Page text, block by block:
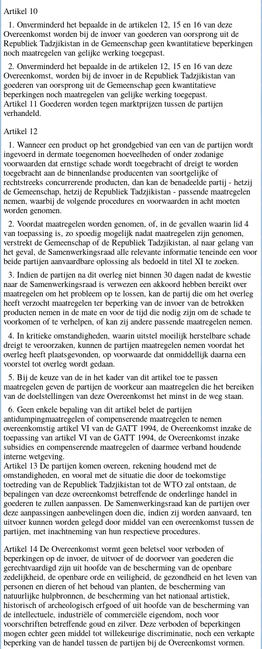
Artikel 10
1. Onverminderd het bepaalde in de artikelen 12, 15 en 16 van deze
Overeenkomst worden bij de invoer van goederen van oorsprong uit de
Republiek Tadzjikistan in de Gemeenschap geen kwantitatieve beperkingen
noch maatregelen van gelijke werking toegepast.
2. Onverminderd het bepaalde in de artikelen 12, 15 en 16 van deze
Overeenkomst, worden bij de invoer in de Republiek Tadzjikistan van
goederen van oorsprong uit de Gemeenschap geen kwantitatieve
beperkingen noch maatregelen van gelijke werking toegepast.
Artikel 11 Goederen worden tegen marktprijzen tussen de partijen
verhandeld.
Artikel 12
1. Wanneer een product op het grondgebied van een van de partijen wordt
ingevoerd in dermate toegenomen hoeveelheden of onder zodanige
voorwaarden dat ernstige schade wordt toegebracht of dreigt te worden
toegebracht aan de binnenlandse producenten van soortgelijke of
rechtstreeks concurrerende producten, dan kan de benadeelde partij - hetzij
de Gemeenschap, hetzij de Republiek Tadzjikistan - passende maatregelen
nemen, waarbij de volgende procedures en voorwaarden in acht moeten
worden genomen.
2. Voordat maatregelen worden genomen, of, in de gevallen waarin lid 4
van toepassing is, zo spoedig mogelijk nadat maatregelen zijn genomen,
verstrekt de Gemeenschap of de Republiek Tadzjikistan, al naar gelang van
het geval, de Samenwerkingsraad alle relevante informatie teneinde een voor
beide partijen aanvaardbare oplossing als bedoeld in titel XI te zoeken.
3. Indien de partijen na dit overleg niet binnen 30 dagen nadat de kwestie
naar de Samenwerkingsraad is verwezen een akkoord hebben bereikt over
maatregelen om het probleem op te lossen, kan de partij die om het overleg
heeft verzocht maatregelen ter beperking van de invoer van de betrokken
producten nemen in de mate en voor de tijd die nodig zijn om de schade te
voorkomen of te verhelpen, of kan zij andere passende maatregelen nemen.
4. In kritieke omstandigheden, waarin uitstel moeilijk herstelbare schade
dreigt te veroorzaken, kunnen de partijen maatregelen nemen voordat het
overleg heeft plaatsgevonden, op voorwaarde dat onmiddellijk daarna een
voorstel tot overleg wordt gedaan.
5. Bij de keuze van de in het kader van dit artikel toe te passen
maatregelen geven de partijen de voorkeur aan maatregelen die het bereiken
van de doelstellingen van deze Overeenkomst het minst in de weg staan.
6. Geen enkele bepaling van dit artikel belet de partijen
antidumpingmaatregelen of compenserende maatregelen te nemen
overeenkomstig artikel VI van de GATT 1994, de Overeenkomst inzake de
toepassing van artikel VI van de GATT 1994, de Overeenkomst inzake
subsidies en compenserende maatregelen of daarmee verband houdende
interne wetgeving.
Artikel 13 De partijen komen overeen, rekening houdend met de
omstandigheden, en vooral met de situatie die door de toekomstige
toetreding van de Republiek Tadzjikistan tot de WTO zal ontstaan, de
bepalingen van deze overeenkomst betreffende de onderlinge handel in
goederen te zullen aanpassen. De Samenwerkingsraad kan de partijen over
deze aanpassingen aanbevelingen doen die, indien zij worden aanvaard, ten
uitvoer kunnen worden gelegd door middel van een overeenkomst tussen de
partijen, met inachtneming van hun respectieve procedures.
Artikel 14 De Overeenkomst vormt geen beletsel voor verboden of
beperkingen op de invoer, de uitvoer of de doorvoer van goederen die
gerechtvaardigd zijn uit hoofde van de bescherming van de openbare
zedelijkheid, de openbare orde en veiligheid, de gezondheid en het leven van
personen en dieren of het behoud van planten, de bescherming van
natuurlijke hulpbronnen, de bescherming van het nationaal artistiek,
historisch of archeologisch erfgoed of uit hoofde van de bescherming van
de intellectuele, industriële of commerciële eigendom, noch voor
voorschriften betreffende goud en zilver. Deze verboden of beperkingen
mogen echter geen middel tot willekeurige discriminatie, noch een verkapte
beperking van de handel tussen de partijen bij de Overeenkomst vormen.